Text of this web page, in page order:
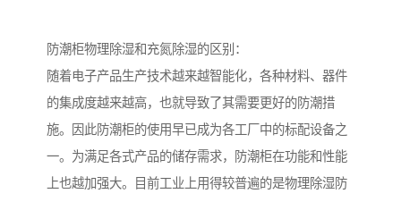
防潮柜物理除湿和充氮除湿的区别：
随着电子产品生产技术越来越智能化，各种材料、器件
的集成度越来越高，也就导致了其需要更好的防潮措
施。因此防潮柜的使用早已成为各工厂中的标配设备之
一。为满足各式产品的储存需求，防潮柜在功能和性能
上也越加强大。目前工业上用得较普遍的是物理除湿防